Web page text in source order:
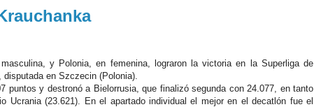
y Polonia, en femenina, lograron la victoria en la Superliga de
en Szczecin (Polonia).
puntos y destronó a Bielorrusia, que finalizó segunda con 24.077, en tanto
Ucrania (23.621). En el apartado individual el mejor en el decatlón fue el